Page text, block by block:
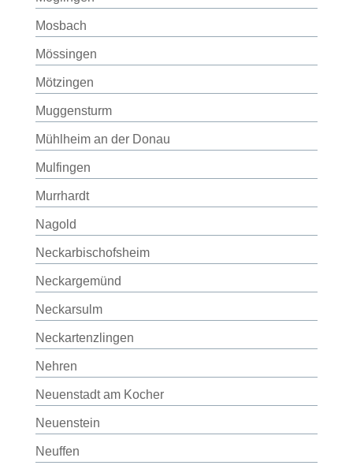
Mosbach
Mössingen
Mötzingen
Muggensturm
Mühlheim an der Donau
Mulfingen
Murrhardt
Nagold
Neckarbischofsheim
Neckargemünd
Neckarsulm
Neckartenzlingen
Nehren
Neuenstadt am Kocher
Neuenstein
Neuffen